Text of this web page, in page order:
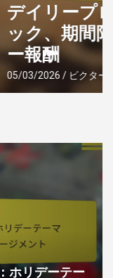
定期チェ
、デイリ
ホリデーテー